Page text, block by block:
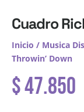
Cuadro
Inicio / Musica
Throwin’ Down
$47.850